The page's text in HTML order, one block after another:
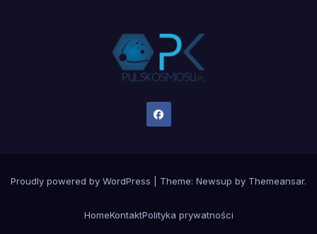
Proudly powered by WordPress Theme: Newsup by Themeansar.
HomeKontaktPolityka prywatności